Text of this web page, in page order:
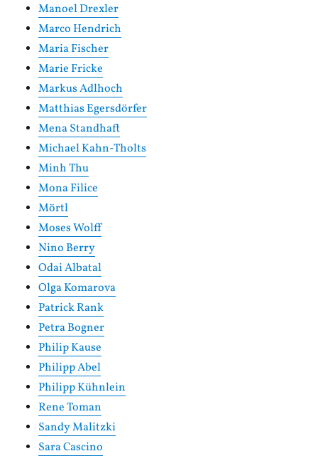
Manoel Drexler
Marco Hendrich
Maria Fischer
Marie Fricke
Markus Adlhoch
Matthias Egersdörfer
Mena Standhaft
Michael Kahn-Tholts
Minh Thu
Mona Filice
Mörtl
Moses Wolff
Nino Berry
Odai Albatal
Olga Komarova
Patrick Rank
Petra Bogner
Philip Kause
Philipp Abel
Philipp Kühnlein
Rene Toman
Sandy Malitzki
Sara Cascino